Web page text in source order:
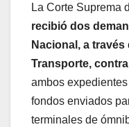
La Corte Suprema
recibió dos
Nacional, a
Transporte,
ambos
fondos enviados
terminales de